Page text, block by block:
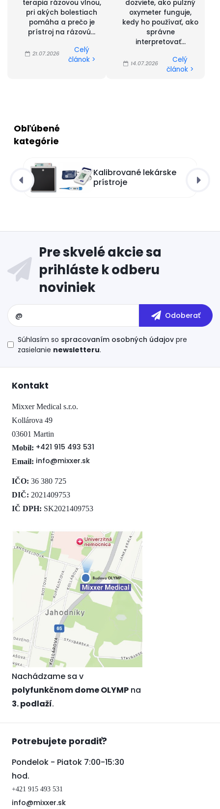
21.07.2026
terapia rázovou vlnou,
pri akých bolestiach
pomáha a prečo je
prístroj na rázovú...
Celý
článok >
14.07.2026
dozviete, ako pulzný
oxymeter funguje,
kedy ho používať, ako
správne
interpretovať...
Celý
článok >
Obľúbené
kategórie
Kalibrované lekárske
prístroje
Súhlasím so spracovaním osobných údajov pre
zasielanie newsletteru.
Kontakt
Mixxer Medical s.r.o.
Kollárova 49
03601 Martin
Mobil: +421 915 493 531
Email: info@mixxer.sk
IČO: 36 380 725
DIČ: 2021409753
IČ DPH: SK2021409753
Nachádzame sa v
polyfunkčnom dome OLYMP na
3. podlaží.
Potrebujete poradiť?
Pondelok - Piatok 7:00-15:30
hod.
+421 915 493 531
info@mixxer.sk